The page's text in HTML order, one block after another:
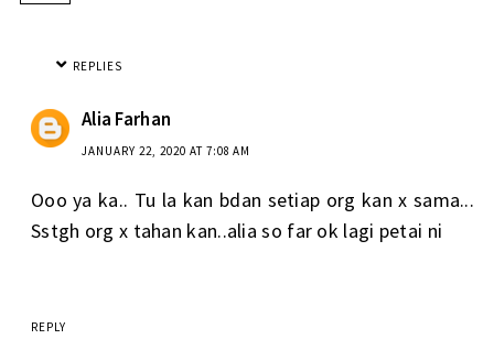
REPLIES
Alia Farhan
JANUARY 22, 2020 AT 7:08 AM
Ooo ya ka.. Tu la kan bdan setiap org kan x sama...
Sstgh org x tahan kan..alia so far ok lagi petai ni
REPLY